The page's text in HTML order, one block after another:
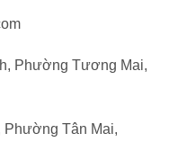
Phường Tương Mai,
Tân Mai,